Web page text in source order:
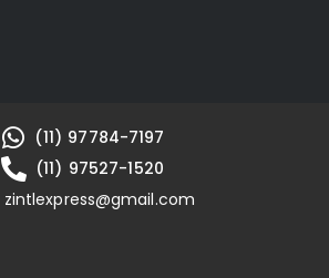
(11) 97784-7197
(11) 97527-1520
zintlexpress@gmail.com